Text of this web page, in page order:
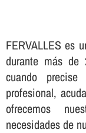
FERVALLES es
durante más
cuando
profesional,
ofrecemos
necesidades de